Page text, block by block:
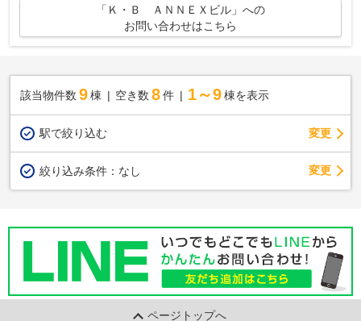
「Ｋ・Ｂ ＡＮＮＥＸビル」への
お問い合わせはこちら
該当物件数 9棟 空き数 8 件 1～9 棟を表示
駅で絞り込む 変更
絞り込み条件： なし 変更
ページトップへ